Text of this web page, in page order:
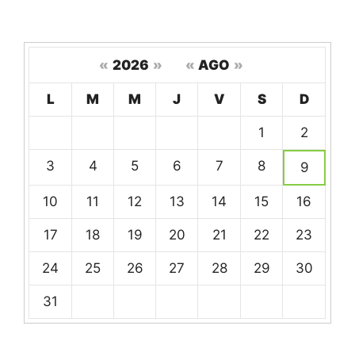
calendario
eventos
« 2026 » « AGO »
L M M J V S D
1 2
3 4 5 6 7 8 9
10 11 12 13 14 15 16
17 18 19 20 21 22 23
24 25 26 27 28 29 30
31